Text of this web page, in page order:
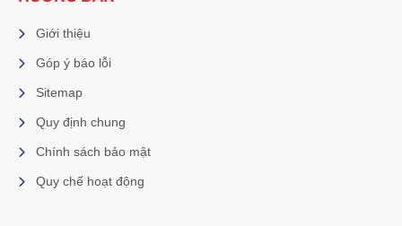
Giới thiệu
Góp ý báo lỗi
Sitemap
Quy định chung
Chính sách bảo mật
Quy chế hoạt động